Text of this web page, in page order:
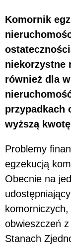
Komornik
niekorzystne
również dla
przypadkach
wyższą
Problemy
egzekucją
Obecnie na
obwieszczeń
Stanach